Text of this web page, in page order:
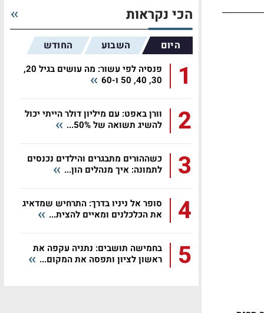
הכי נקראות
היום השבוע החודש
1
פנסיה לפי עשור: מה עושים בגיל 20,
30, 40, 50 ו-60
2
וורן באפט: עם מיליון דולר הייתי יכול
להשיג תשואה של 50%...
3
כשההורים מתבגרים והילדים נכנסים
לתמונה: איך מנהלים הון...
4
סופר אל ניניו בדרך: התרחיש שמדאיג
את הכלכלנים ומאיים להצית...
5
בחמישה תושבים: נתניה עקפה את
ראשון לציון ותפסה את המקום...